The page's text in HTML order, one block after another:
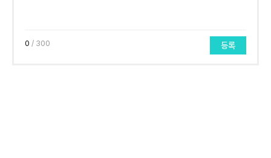
0 / 300 등록